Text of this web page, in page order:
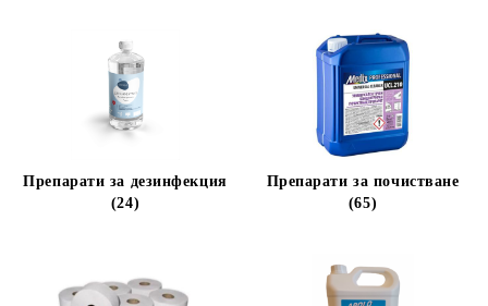
Препарати за дезинфекция
(24)
Препарати за почистване
(65)